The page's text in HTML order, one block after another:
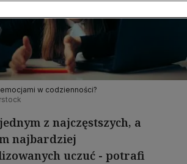
w codzienności?
z najczęstszych, a
najbardziej
uczuć - potrafi